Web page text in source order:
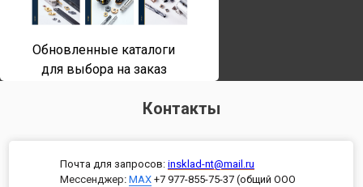
Обновленные каталоги
для выбора на заказ
Контакты
Почта для запросов: insklad-nt@mail.ru
Мессенджер: MAX +7 977-855-75-37 (общий ООО